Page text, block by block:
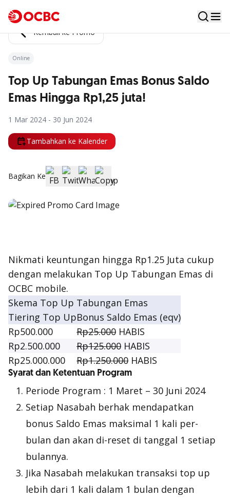
Kembali ke Promo
Online
Top Up Tabungan Emas Bonus Saldo
Emas Hingga Rp1,25 juta!
1 Mar 2024 - 30 Jun 2024
Tambahkan ke Kalender
Bagikan Ke
Nikmati keuntungan hingga Rp1.25 Juta cukup
dengan melakukan Top Up Tabungan Emas di
OCBC mobile.
Skema Top Up Tabungan Emas
Tiering Top UpBonus Saldo Emas (eqv)
Rp500.000
Rp25.000 HABIS
Rp2.500.000
Rp125.000 HABIS
Rp25.000.000
Rp1.250.000 HABIS
Syarat dan Ketentuan Program
Periode Program : 1 Maret – 30 Juni 2024
Setiap Nasabah berhak mendapatkan
bonus Saldo Emas maksimal 1 kali per-
bulan dan akan di-reset di tanggal 1 setiap
bulannya.
Jika Nasabah melakukan transaksi top up
lebih dari 1 kali dalam 1 bulan dengan